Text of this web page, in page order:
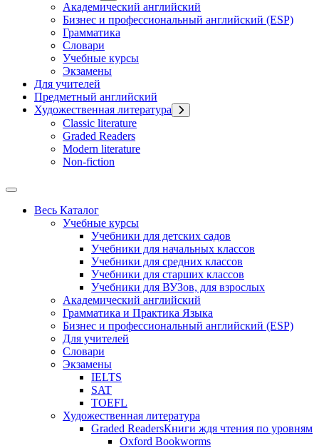
Академический английский
Бизнес и профессиональный английский (ESP)
Грамматика
Словари
Учебные курсы
Экзамены
Для учителей
Предметный английский
Художественная литература
Classic literature
Graded Readers
Modern literature
Non-fiction
Весь Каталог
Учебные курсы
Учебники для детских садов
Учебники для начальных классов
Учебники для средних классов
Учебники для старших классов
Учебники для ВУЗов, для взрослых
Академический английский
Грамматика и Практика Языка
Бизнес и профессиональный английский (ESP)
Для учителей
Словари
Экзамены
IELTS
SAT
TOEFL
Художественная литература
Graded ReadersКниги ждя чтения по уровням
Oxford Bookworms